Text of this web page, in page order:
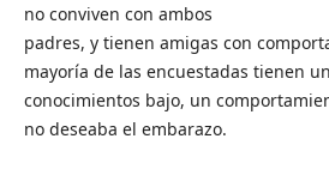
no conviven con ambos
padres, y tienen amigas con
mayoría de las encuestadas tienen
conocimientos bajo, un
no deseaba el embarazo.